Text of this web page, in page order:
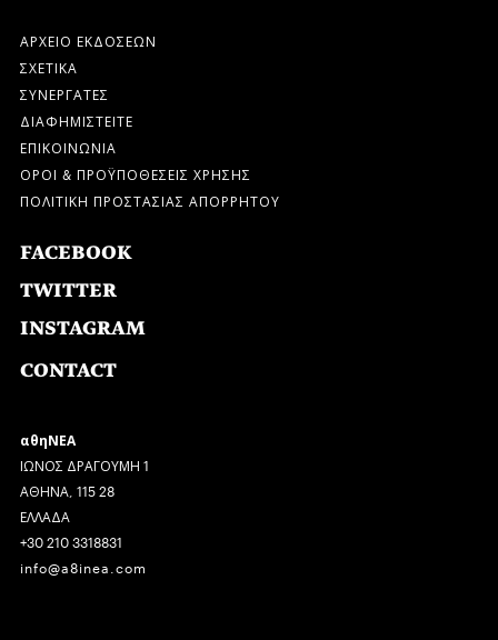
ΑΡΧΕΙΟ ΕΚΔΟΣΕΩΝ
ΣΧΕΤΙΚΑ
ΣΥΝΕΡΓΑΤΕΣ
ΔΙΑΦΗΜΙΣΤΕΙΤΕ
ΕΠΙΚΟΙΝΩΝΙΑ
ΟΡΟΙ & ΠΡΟΫΠΟΘΕΣΕΙΣ ΧΡΗΣΗΣ
ΠΟΛΙΤΙΚΗ ΠΡΟΣΤΑΣΙΑΣ ΑΠΟΡΡΗΤΟΥ
FACEBOOK
TWITTER
INSTAGRAM
CONTACT
αθηΝΕΑ
ΙΩΝΟΣ ΔΡΑΓΟΥΜΗ 1
ΑΘΗΝΑ, 115 28
ΕΛΛΑΔΑ
+30 210 3318831
info@a8inea.com